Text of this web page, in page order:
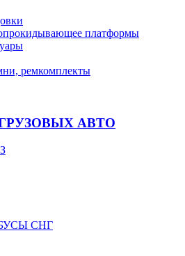
платформы
ремкомплекты
АВТО
СНГ